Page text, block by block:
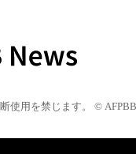
使用を禁じます。 © AFPBB